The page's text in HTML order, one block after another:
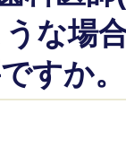
な場
すか。